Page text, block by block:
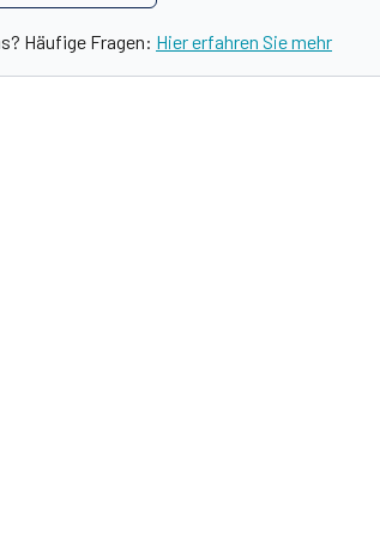
Häufige Fragen: Hier erfahren Sie mehr